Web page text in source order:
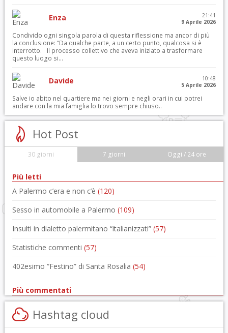
Enza
21:41
9 Aprile 2026
Condivido ogni singola parola di questa riflessione ma ancor di più
la conclusione: “Da qualche parte, a un certo punto, qualcosa si è
interrotto. Il processo collettivo che aveva iniziato a trasformare
questo luogo si...
Davide
10:48
5 Aprile 2026
Salve io abito nel quartiere ma nei giorni e negli orari in cui potrei
andare con la mia famiglia lo trovo sempre chiuso..
Hot Post
30 giorni 7 giorni Oggi / 24 ore
Più letti
A Palermo c’era e non c’è (120)
Sesso in automobile a Palermo (109)
Insulti in dialetto palermitano “italianizzati” (57)
Statistiche commenti (57)
402esimo “Festino” di Santa Rosalia (54)
Più commentati
Hashtag cloud